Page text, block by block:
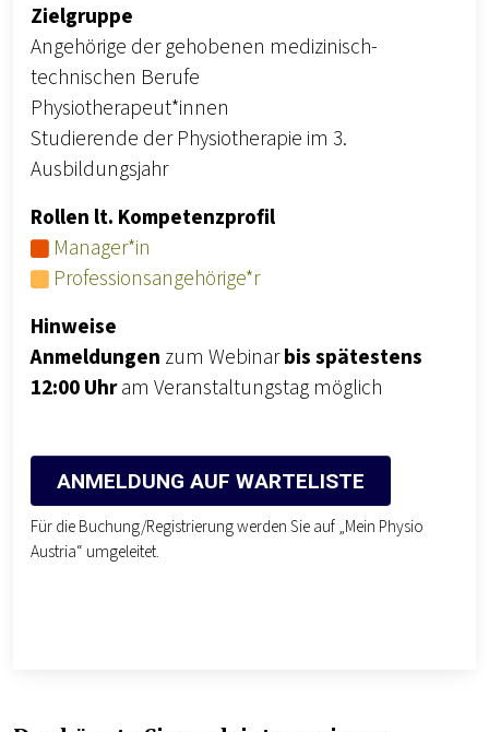
Zielgruppe
Angehörige der gehobenen medizinisch-
technischen Berufe
Physiotherapeut*innen
Studierende der Physiotherapie im 3.
Ausbildungsjahr
Rollen lt. Kompetenzprofil
Manager*in
Professionsangehörige*r
Hinweise
Anmeldungen zum Webinarbis spätestens
12:00 Uhram Veranstaltungstag möglich
ANMELDUNG AUF WARTELISTE
Für die Buchung/Registrierung werden Sie auf „Mein Physio
Austria“ umgeleitet.